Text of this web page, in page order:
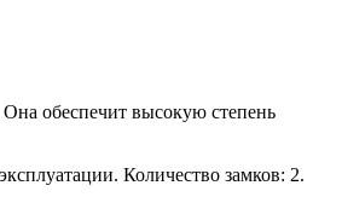
обеспечит высокую степень
Количество замков: 2.